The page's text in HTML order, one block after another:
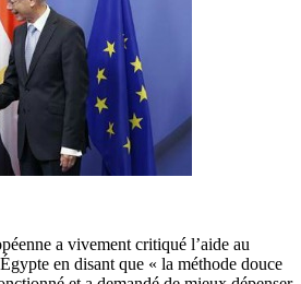
a vivement critiqué l’aide au
en disant que « la méthode douce